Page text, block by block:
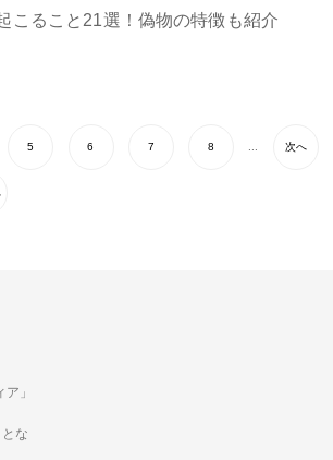
こること21選！偽物の特徴も紹介
5 6 7 8 次へ
」
な